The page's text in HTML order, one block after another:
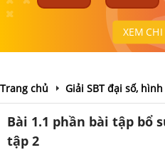
XEM CHI
Trang chủ Giải SBT đại số,
Bài 1.1 phần bài tập bổ
tập 2